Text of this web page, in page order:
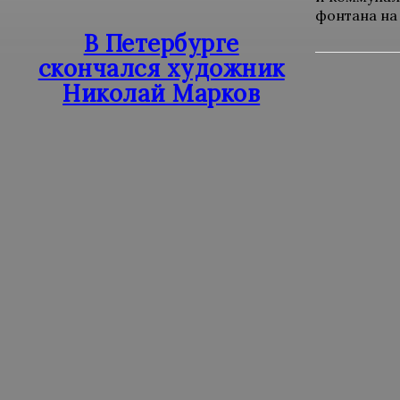
В Петербурге
скончался художник
Николай Марков
фонтана на